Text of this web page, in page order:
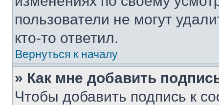
пользователи не могут
кто-то ответил.
Вернуться к началу
» Как мне добавить
Чтобы добавить подпись к